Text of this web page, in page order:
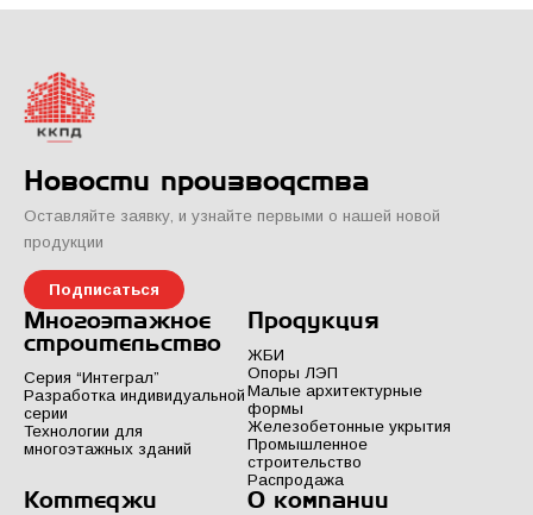
Новости производства
Оставляйте заявку, и узнайте первыми о нашей новой
продукции
Подписаться
Многоэтажное
строительство
Серия “Интеграл”
Разработка индивидуальной
серии
Технологии для
многоэтажных зданий
Продукция
ЖБИ
Опоры ЛЭП
Малые архитектурные
формы
Железобетонные укрытия
Промышленное
строительство
Распродажа
Коттеджи О компании